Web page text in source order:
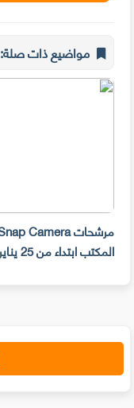
مواضيع ذات صلة:
المكتب ابتداء من 25 يناير